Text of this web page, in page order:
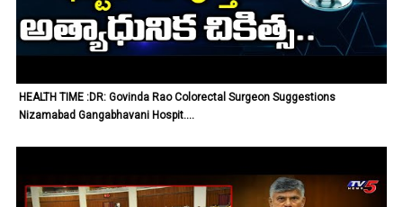
HEALTH TIME :DR: Govinda Rao Colorectal Surgeon Suggestions
Nizamabad Gangabhavani Hospit....